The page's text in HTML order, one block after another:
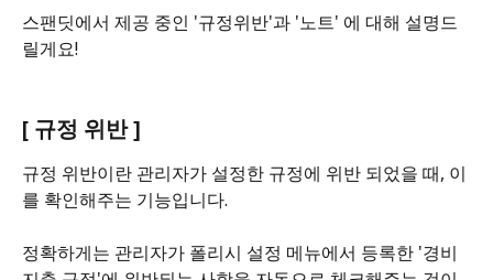
스팬딧에서 제공 중인 '규정위반'과 '노트' 에 대해 설명드
릴게요!
[ 규정 위반 ]
규정 위반이란 관리자가 설정한 규정에 위반 되었을 때, 이
를 확인해주는 기능입니다.
정확하게는 관리자가 폴리시 설정 메뉴에서 등록한 '경비